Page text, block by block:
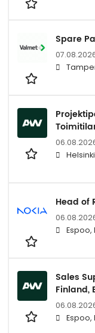
Spare
Helsinki
Head of
Espoo,
Sales
Finland,
Espoo,